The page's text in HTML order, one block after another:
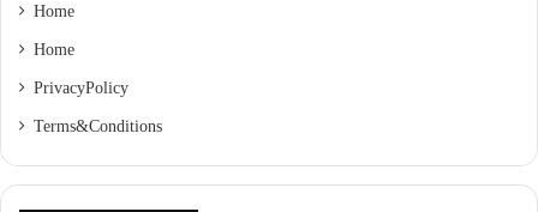
Home
Home
Privacy Policy
Terms & Conditions